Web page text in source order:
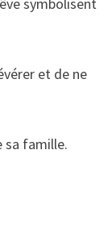
et de ne
sa famille.